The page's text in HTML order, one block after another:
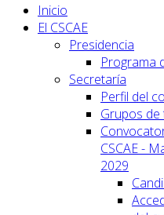
Inicio
El CSCAE
Presidencia
Programa
Secretaría
Perfil del
Grupos de
CSCAE -
2029